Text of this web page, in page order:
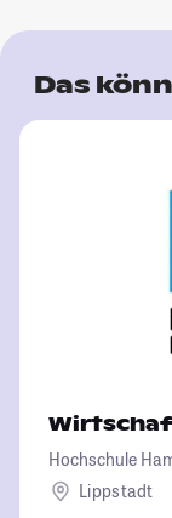
Das
Hochschule
Lippstadt